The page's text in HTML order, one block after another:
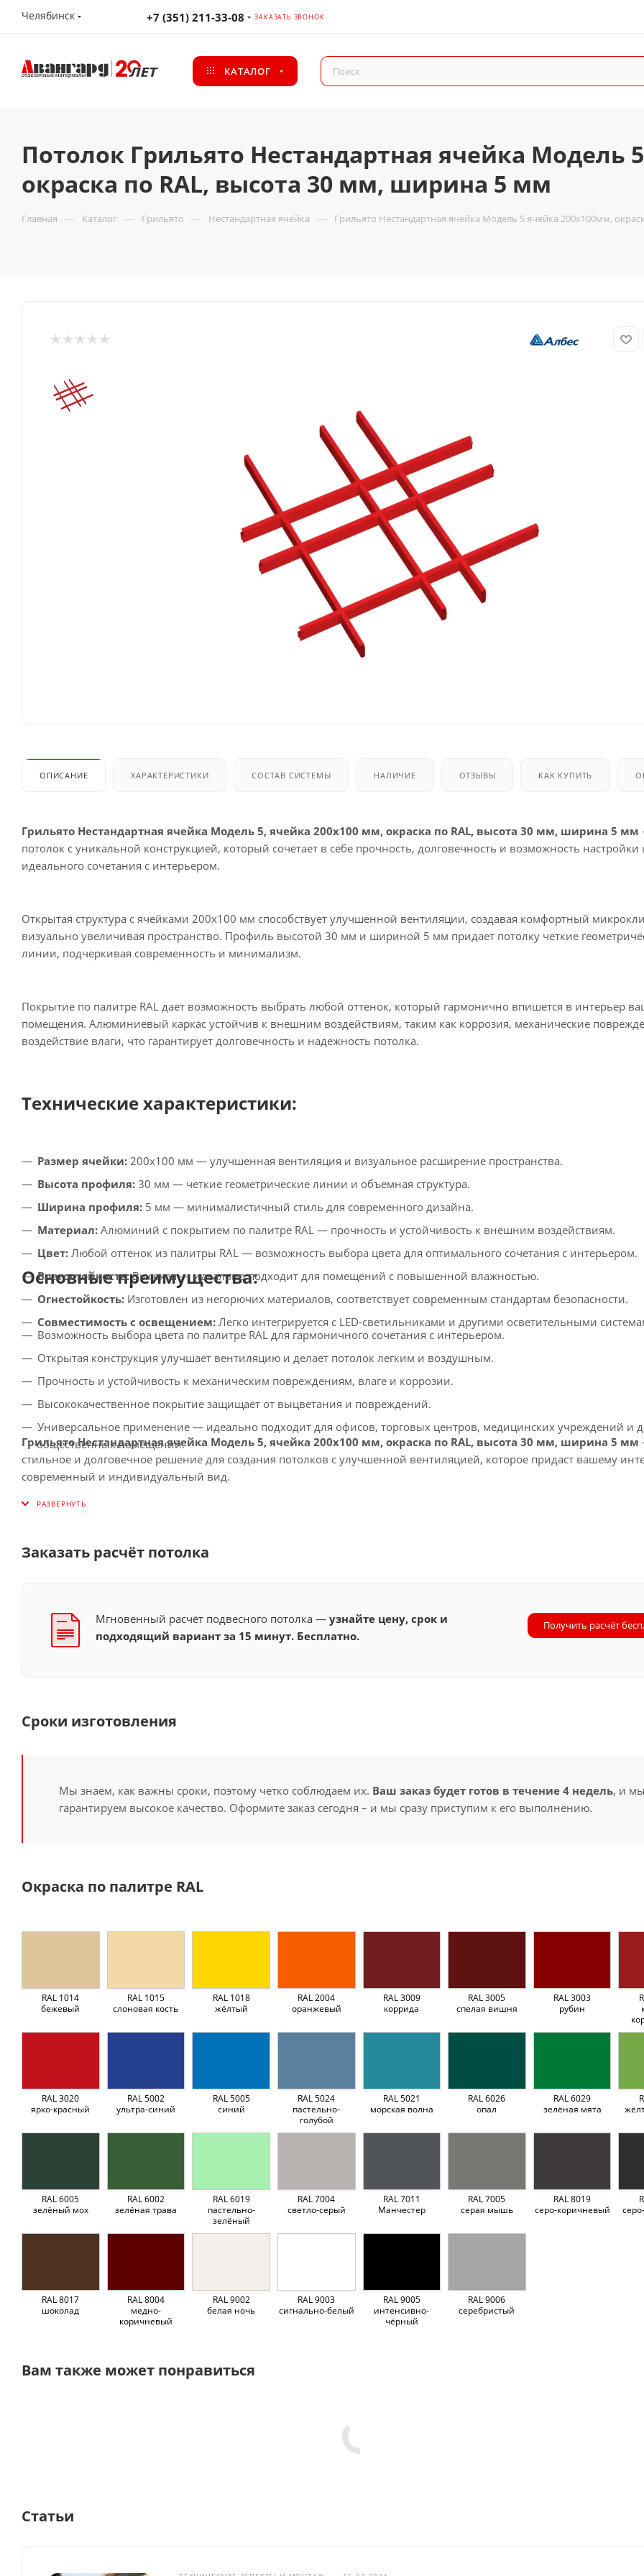
Челябинск +7 (351) 211-33-08 ЗАКАЗАТЬ ЗВОНОК
КАТАЛОГ
Потолок Грильято Нестандартная ячейка Модель
окраска по RAL, высота 30 мм, ширина 5 мм
Главная — Каталог — Грильято — Нестандартная ячейка — Грильято Нестандартная ячейка Модель 5 ячейка 200х100мм,
ОПИСАНИЕ ХАРАКТЕРИСТИКИ СОСТАВ СИСТЕМЫ НАЛИЧИЕ ОТЗЫВЫ КАК КУПИТЬ
Грильято Нестандартная ячейка Модель 5, ячейка 200х100 мм, окраска по RAL, высота 30 мм, ширина 5 мм
потолок с уникальной конструкцией, который сочетает в себе прочность, долговечность и возможность настройки
идеального сочетания с интерьером.
Открытая структура с ячейками 200х100 мм способствует улучшенной вентиляции, создавая комфортный
визуально увеличивая пространство. Профиль высотой 30 мм и шириной 5 мм придает потолку четкие
линии, подчеркивая современность и минимализм.
Покрытие по палитре RAL дает возможность выбрать любой оттенок, который гармонично впишется в интерьер
помещения. Алюминиевый каркас устойчив к внешним воздействиям, таким как коррозия, механические
воздействие влаги, что гарантирует долговечность и надежность потолка.
Технические характеристики:
Размер ячейки: 200х100 мм — улучшенная вентиляция и визуальное расширение пространства.
Высота профиля: 30 мм — четкие геометрические линии и объемная структура.
Ширина профиля: 5 мм — минималистичный стиль для современного дизайна.
Материал: Алюминий с покрытием по палитре RAL — прочность и устойчивость к внешним воздействиям.
Цвет: Любой оттенок из палитры RAL — возможность выбора цвета для оптимального сочетания с интерьером.
Влагостойкость:Высокая — идеально подходит для помещений с повышенной влажностью.
Огнестойкость: Изготовлен из негорючих материалов, соответствует современным стандартам безопасности.
Совместимость с освещением: Легко интегрируется с LED-светильниками и другими осветительными
Основные преимущества:
Возможность выбора цвета по палитре RAL для гармоничного сочетания с интерьером.
Открытая конструкция улучшает вентиляцию и делает потолок легким и воздушным.
Прочность и устойчивость к механическим повреждениям, влаге и коррозии.
Высококачественное покрытие защищает от выцветания и повреждений.
Универсальное применение — идеально подходит для офисов, торговых центров, медицинских учреждений и
общественных помещений.
Грильято Нестандартная ячейка Модель 5, ячейка 200х100 мм, окраска по RAL, высота 30 мм, ширина 5 мм
стильное и долговечное решение для создания потолков с улучшенной вентиляцией, которое придаст вашему
современный и индивидуальный вид.
Заказать расчёт потолка
Мгновенный расчёт подвесного потолка —узнайте цену, срок и
подходящий вариант за 15 минут. Бесплатно.
Получить расчёт
Сроки изготовления
Мы знаем, как важны сроки, поэтому четко соблюдаем их. Ваш заказ будет готов в течение 4 недель, и мы
гарантируем высокое качество. Оформите заказ сегодня – и мы сразу приступим к его выполнению.
Окраска по палитре RAL
RAL 1014
бежевый
RAL 1015
слоновая кость
RAL 1018
жёлтый
RAL 2004
оранжевый
RAL 3009
коррида
RAL 3005
спелая вишня
RAL 3003
рубин
RAL 3020
ярко-красный
RAL 5002
ультра-синий
RAL 5005
синий
RAL 5024
пастельно-
голубой
RAL 5021
морская волна
RAL 6026
опал
RAL 6029
зелёная мята
RAL 6005
зелёный мох
RAL 6002
зелёная трава
RAL 6019
пастельно-
зелёный
RAL 7004
светло-серый
RAL 7011
Манчестер
RAL 7005
серая мышь
RAL 8019
серо-коричневый
RAL 8017
шоколад
RAL 8004
медно-
коричневый
RAL 9002
белая ночь
RAL 9003
сигнально-белый
RAL 9005
интенсивно-
чёрный
RAL 9006
серебристый
Вам также может понравиться
Статьи